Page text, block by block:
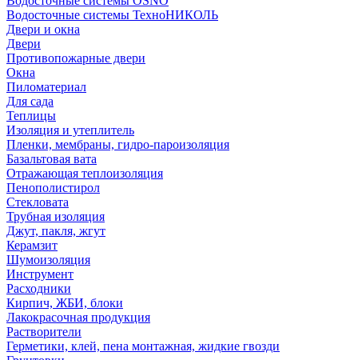
Водосточные системы ТехноНИКОЛЬ
Двери и окна
Двери
Противопожарные двери
Окна
Пиломатериал
Для сада
Теплицы
Изоляция и утеплитель
Пленки, мембраны, гидро-пароизоляция
Базальтовая вата
Отражающая теплоизоляция
Пенополистирол
Стекловата
Трубная изоляция
Джут, пакля, жгут
Керамзит
Шумоизоляция
Инструмент
Расходники
Кирпич, ЖБИ, блоки
Лакокрасочная продукция
Растворители
Герметики, клей, пена монтажная, жидкие гвозди